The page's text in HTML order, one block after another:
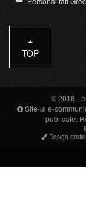
TOP
© 2018 -
Site-ul e-
publicate.
Design grafic